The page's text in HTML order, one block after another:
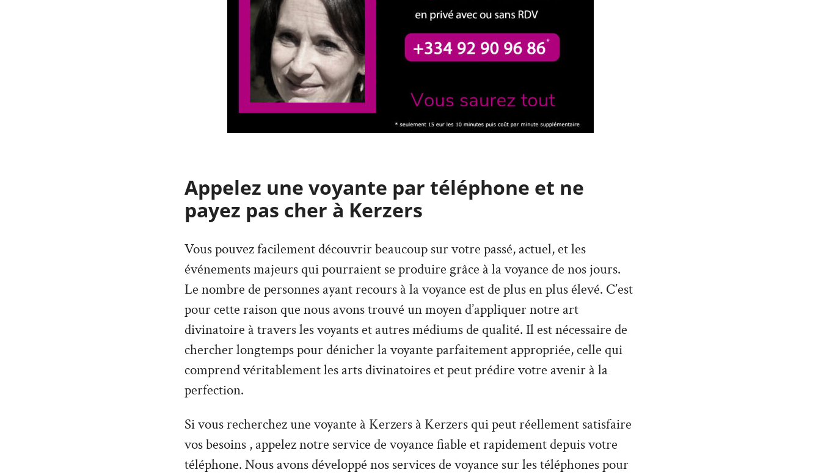
Appelez une voyante par téléphone et ne
payez pas cher à Kerzers
Vous pouvez facilement découvrir beaucoup sur votre passé, actuel, et les
événements majeurs qui pourraient se produire grâce à la voyance de nos jours.
Le nombre de personnes ayant recours à la voyance est de plus en plus élevé. C’est
pour cette raison que nous avons trouvé un moyen d’appliquer notre art
divinatoire à travers les voyants et autres médiums de qualité. Il est nécessaire de
chercher longtemps pour dénicher la voyante parfaitement appropriée, celle qui
comprend véritablement les arts divinatoires et peut prédire votre avenir à la
perfection.
Si vous recherchez une voyante à Kerzers à Kerzers qui peut réellement satisfaire
vos besoins , appelez notre service de voyance fiable et rapidement depuis votre
téléphone. Nous avons développé nos services de voyance sur les téléphones pour